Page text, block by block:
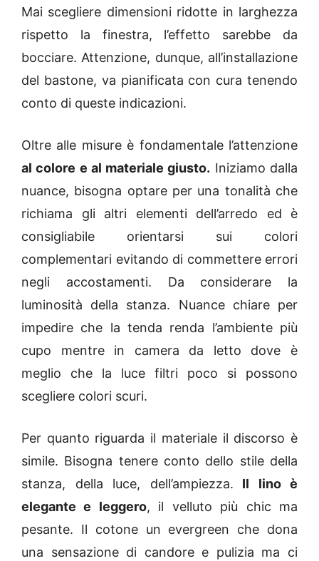
Mai scegliere dimensioni ridotte in larghezza
rispetto la finestra, l’effetto sarebbe da
bocciare. Attenzione, dunque, all’installazione
del bastone, va pianificata con cura tenendo
conto di queste indicazioni.
Oltre alle misure è fondamentale l’attenzione
al colore e al materiale giusto. Iniziamo dalla
nuance, bisogna optare per una tonalità che
richiama gli altri elementi dell’arredo ed è
consigliabile orientarsi sui colori
complementari evitando di commettere errori
negli accostamenti. Da considerare la
luminosità della stanza. Nuance chiare per
impedire che la tenda renda l’ambiente più
cupo mentre in camera da letto dove è
meglio che la luce filtri poco si possono
scegliere colori scuri.
Per quanto riguarda il materiale il discorso è
simile. Bisogna tenere conto dello stile della
stanza, della luce, dell’ampiezza. Il lino è
elegante e leggero, il velluto più chic ma
pesante. Il cotone un evergreen che dona
una sensazione di candore e pulizia ma ci